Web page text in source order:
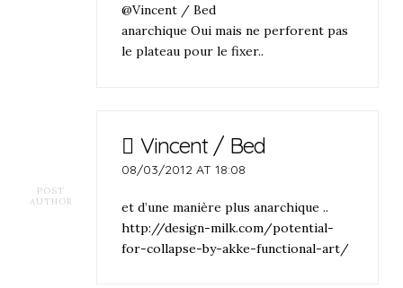
@Vincent / Bed
anarchique Oui mais ne perforent pas
le plateau pour le fixer..
POST
AUTHOR
Vincent / Bed
08/03/2012 AT 18:08
et d’une manière plus anarchique ..
http://design-milk.com/potential-
for-collapse-by-akke-functional-art/